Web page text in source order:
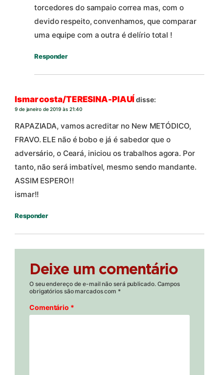
torcedores do sampaio correa mas, com o
devido respeito, convenhamos, que comparar
uma equipe com a outra é delírio total !
Responder
Ismar costa/TERESINA-PIAUÍdisse:
9 de janeiro de 2019 às 21:40
RAPAZIADA, vamos acreditar no New METÓDICO,
FRAVO. ELE não é bobo e já é sabedor que o
adversário, o Ceará, iniciou os trabalhos agora. Por
tanto, não será imbatível, mesmo sendo mandante.
ASSIM ESPERO!!
ismar!!
Responder
Deixe um comentário
O seu endereço de e-mail não será publicado. Campos
obrigatórios são marcados com *
Comentário *